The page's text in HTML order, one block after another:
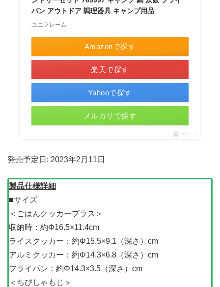
パン アウトドア 調理器具 キャンプ用品
ユニフレーム
Amazonで探す
楽天で探す
Yahooで探す
メルカリで探す
ポチップ
発売予定日: 2023年2月11日
製品仕様詳細
■サイズ
＜ごはんクッカープラス＞
収納時：約Φ16.5×11.4cm
ライスクッカー：約Φ15.5×9.1（深さ）cm
アルミクッカー：約Φ14.3×6.8（深さ）cm
フライパン：約Φ14.3×3.5（深さ）cm
＜ちびしゃもじ＞